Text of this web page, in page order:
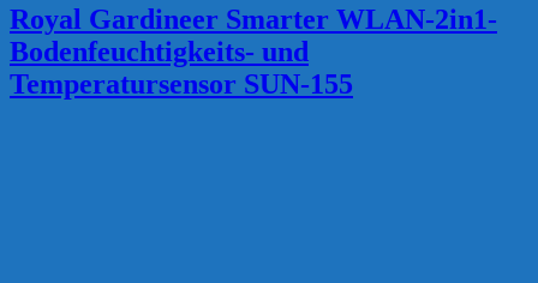
Royal Gardineer Smarter WLAN-2in1-
Bodenfeuchtigkeits- und
Temperatursensor SUN-155